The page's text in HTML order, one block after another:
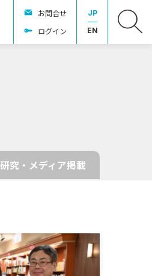
お問合せ
ログイン
JP
EN
研究・メディア掲載